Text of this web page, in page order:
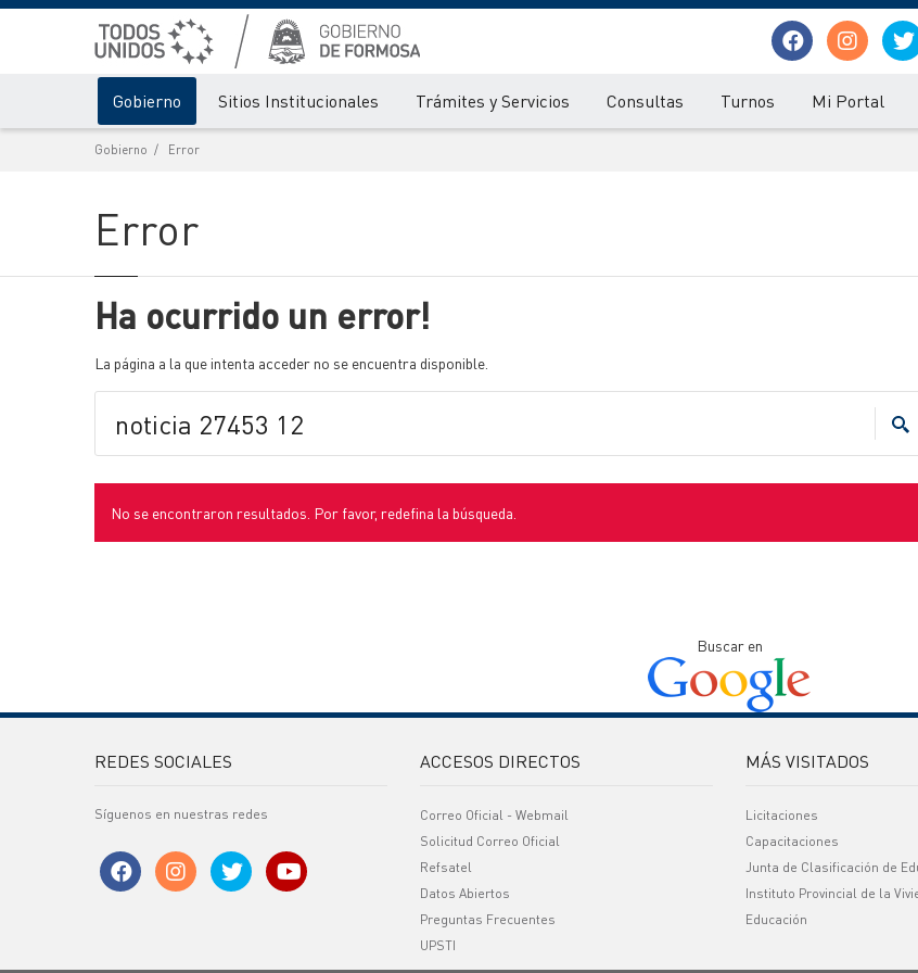
Gobierno Sitios Institucionales Trámites y Servicios Consultas Turnos Mi Portal
Gobierno Error
Error
Ha ocurrido un error!
La página a la que intenta acceder no se encuentra disponible.
No se encontraron resultados. Por favor, redefina la búsqueda.
Buscar en
REDES SOCIALES
Síguenos en nuestras redes
ACCESOS DIRECTOS
Correo Oficial - Webmail
Solicitud Correo Oficial
Refsatel
Datos Abiertos
Preguntas Frecuentes
UPSTI
MÁS VISITADOS
Licitaciones
Capacitaciones
Junta de Clasificación de
Instituto Provincial de la
Educación